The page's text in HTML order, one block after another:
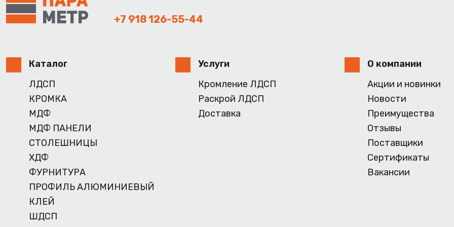
+7 918 126-55-44
Каталог
ЛДСП
КРОМКА
МДФ
МДФ ПАНЕЛИ
СТОЛЕШНИЦЫ
ХДФ
ФУРНИТУРА
ПРОФИЛЬ АЛЮМИНИЕВЫЙ
КЛЕЙ
ШДСП
Услуги
Кромление ЛДСП
Раскрой ЛДСП
Доставка
О компании
Акции и новинки
Новости
Преимущества
Отзывы
Поставщики
Сертификаты
Вакансии